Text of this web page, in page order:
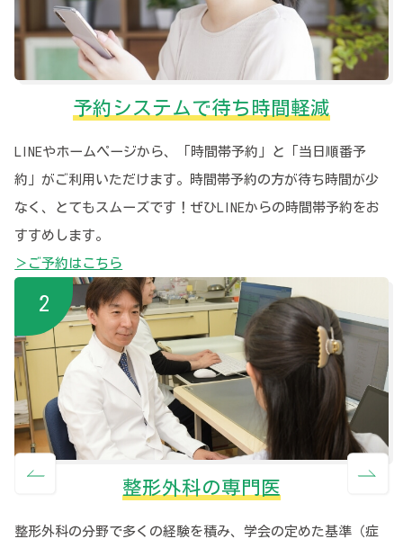
予約システムで待ち時間軽減
LINEやホームページから、「時間帯予約」と「当日順番予
約」がご利用いただけます。時間帯予約の方が待ち時間が少
なく、とてもスムーズです！ぜひLINEからの時間帯予約をお
すすめします。
＞ご予約はこちら
整形外科の専門医
整形外科の分野で多くの経験を積み、学会の定めた基準（症